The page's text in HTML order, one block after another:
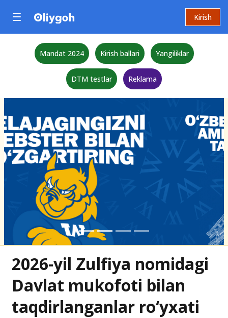
Kirish
Mandat 2024 Kirish ballari Yangiliklar
DTM testlar Reklama
2026-yil Zulfiya nomidagi
Davlat mukofoti bilan
taqdirlanganlar ro‘yxati